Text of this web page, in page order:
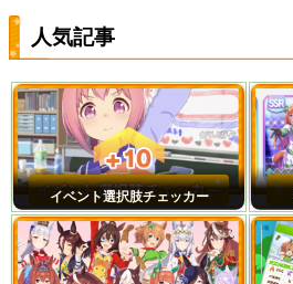
人気記事
イベント選択肢チェッカー